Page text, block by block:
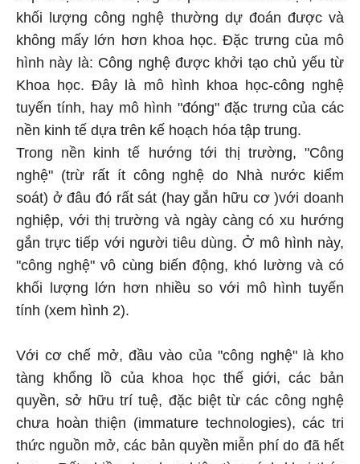
khối lượng công nghệ thường dự đoán được và
không mấy lớn hơn khoa học. Đặc trưng của mô
hình này là: Công nghệ được khởi tạo chủ yếu từ
Khoa học. Đây là mô hình khoa học-công nghệ
tuyến tính, hay mô hình "đóng" đặc trưng của các
nền kinh tế dựa trên kế hoạch hóa tập trung.
Trong nền kinh tế hướng tới thị trường, "Công
nghệ" (trừ rất ít công nghệ do Nhà nước kiểm
soát) ở đâu đó rất sát (hay gắn hữu cơ )với doanh
nghiệp, với thị trường và ngày càng có xu hướng
gắn trực tiếp với người tiêu dùng. Ở mô hình này,
"công nghệ" vô cùng biến động, khó lường và có
khối lượng lớn hơn nhiều so với mô hình tuyến
tính (xem hình 2).
Với cơ chế mở, đầu vào của "công nghệ" là kho
tàng khổng lồ của khoa học thế giới, các bản
quyền, sở hữu trí tuệ, đặc biệt từ các công nghệ
chưa hoàn thiện (immature technologies), các tri
thức nguồn mở, các bản quyền miễn phí do đã hết